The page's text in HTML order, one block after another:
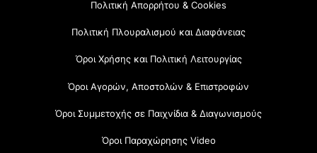
Πολιτική Απορρήτου & Cookies
Πολιτική Πλουραλισμού και Διαφάνειας
Όροι Χρήσης και Πολιτική Λειτουργίας
Όροι Αγορών, Αποστολών & Επιστροφών
Όροι Συμμετοχής σε Παιχνίδια & Διαγωνισμούς
Όροι Παραχώρησης Video